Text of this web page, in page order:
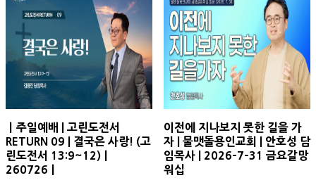
ㅣ주일예배 | 고린도전서
RETURN 09 | 결국은 사랑! (고
린도전서 13:9~12)ㅣ
260726ㅣ
이전에 지나보지 못한 길을 가
자 | 물맷돌용인교회 | 안호성 담
임목사 | 2026-7-31 금요갈망
워십